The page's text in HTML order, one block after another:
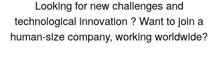
Looking for new challenges and
technological innovation ? Want to join a
human-size company, working worldwide?